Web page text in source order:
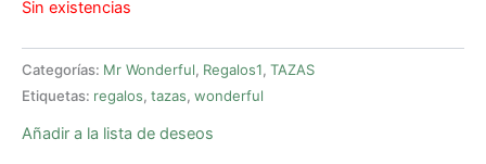
Sin existencias
Categorías: Mr Wonderful, Regalos1, TAZAS
Etiquetas: regalos, tazas, wonderful
Añadir a la lista de deseos